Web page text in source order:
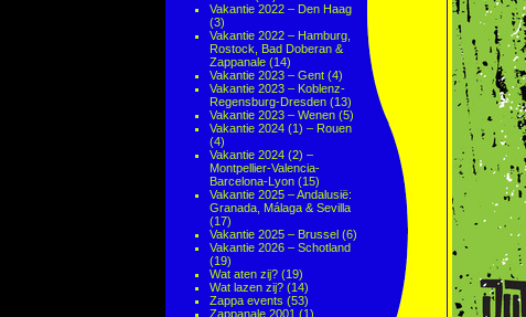
Vakantie 2022 – Den Haag
(3)
Vakantie 2022 – Hamburg,
Rostock, Bad Doberan &
Zappanale (14)
Vakantie 2023 – Gent (4)
Vakantie 2023 – Koblenz-
Regensburg-Dresden (13)
Vakantie 2023 – Wenen (5)
Vakantie 2024 (1) – Rouen
(4)
Vakantie 2024 (2) –
Montpellier-Valencia-
Barcelona-Lyon (15)
Vakantie 2025 – Andalusië:
Granada, Málaga & Sevilla
(17)
Vakantie 2025 – Brussel (6)
Vakantie 2026 – Schotland
(19)
Wat aten zij? (19)
Wat lazen zij? (14)
Zappa events (53)
Zappanale 2001 (1)